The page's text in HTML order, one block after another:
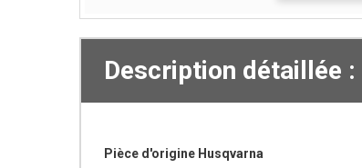
Description détaillée :
Pièce d'origine Husqvarna